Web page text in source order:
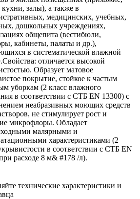
залы), а также в
медицинских, учебных,
дошкольных учреждениях,
общепита (вестибюли,
кабинеты, палаты и др.),
в систематической влажной
отличается высокой
Образует матовое
покрытие, стойкое к частым
уборкам (2 класс влажного
в соответствии с СТБ EN 13300) c
неабразивных моющих средств
не стимулирует рост и
микрофлоры. Обладает
малярными и
характеристиками (2
в соответствии с СТБ EN
расходе 8 м& #178 /л).
технические характеристики и